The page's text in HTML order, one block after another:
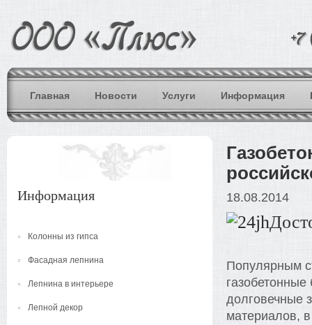
Главная Новости Услуги Информация
Информация
Колонны из гипса
Фасадная лепнина
Лепнина в интерьере
Лепной декор
18.08.2014
Популярным
долговечные
материалов,